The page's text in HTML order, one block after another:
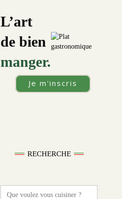
L’art
de bien
manger.
Je m'inscris
RECHERCHE
Search
for: